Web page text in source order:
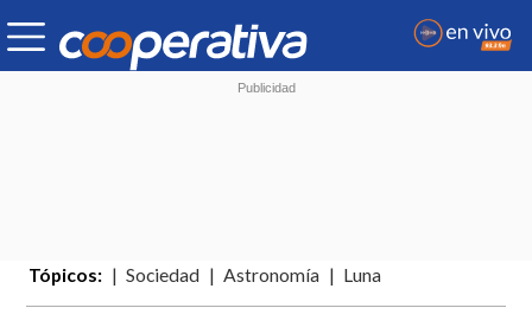
Tópicos: Sociedad Astronomía Luna